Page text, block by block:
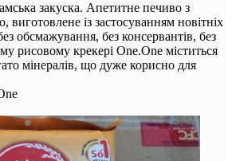
закуска. Апетитне печиво з
виготовлене із застосуванням новітніх
обсмажування, без консервантів, без
рисовому крекері One.One міститься
мінералів, що дуже корисно для